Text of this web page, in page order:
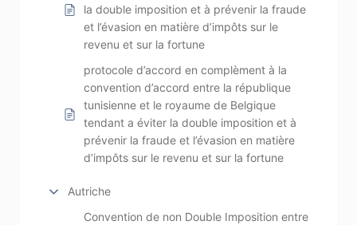
la double imposition et à prévenir la fraude
et l’évasion en matière d’impôts sur le
revenu et sur la fortune
protocole d’accord en complèment à la
convention d’accord entre la république
tunisienne et le royaume de Belgique
tendant a éviter la double imposition et à
prévenir la fraude et l’évasion en matière
d’impôts sur le revenu et sur la fortune
Autriche
Convention de non Double Imposition entre